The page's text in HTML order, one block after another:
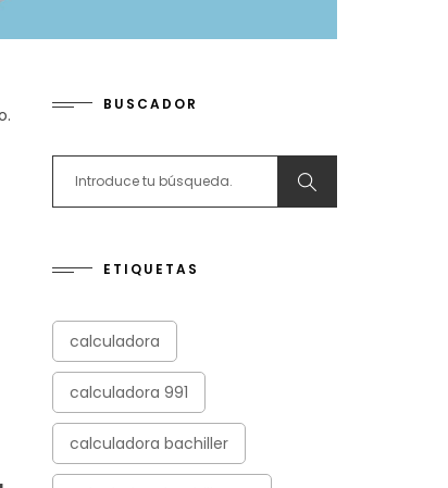
BUSCADOR
ETIQUETAS
calculadora
calculadora 991
calculadora bachiller